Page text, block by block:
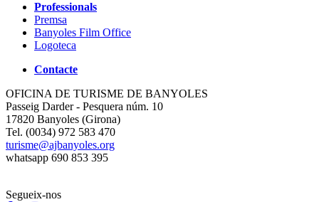
Professionals
Premsa
Banyoles Film Office
Logoteca
Contacte
OFICINA DE TURISME DE BANYOLES
Passeig Darder - Pesquera núm. 10
17820 Banyoles (Girona)
Tel. (0034) 972 583 470
turisme@ajbanyoles.org
whatsapp 690 853 395
Segueix-nos